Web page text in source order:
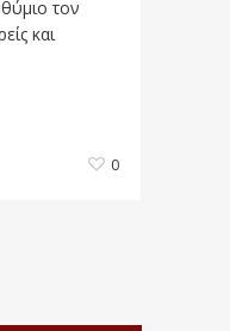
τον
και
0